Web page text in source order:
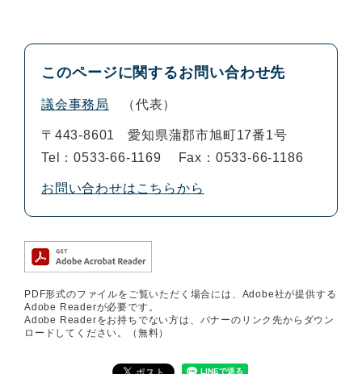
このページに関するお問い合わせ先
議会事務局 代表
〒443-8601
愛知県蒲郡市旭町17番1号
Tel：0533-66-1169
Fax：0533-66-1186
お問い合わせはこちらから
PDF形式のファイルをご覧いただく場合には、Adobe社が提供する
Adobe Readerが必要です。
Adobe Readerをお持ちでない方は、バナーのリンク先からダウン
ロードしてください。（無料）